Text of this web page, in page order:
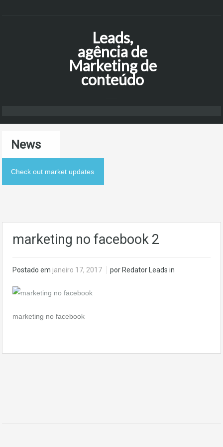
Leads,
agência de
Marketing de
conteúdo
News
Check out market updates
marketing no facebook 2
Postado em janeiro 17, 2017 por Redator Leads in
marketing no facebook